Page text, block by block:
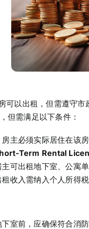
可以出租，但需遵守
但需满足以下条件：
房主必须实际居住在该
Term Rental
主可出租地下室、公寓
租收入需纳入个人所得
室前，应确保符合消